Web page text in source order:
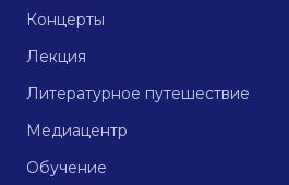
Концерты
Лекция
Литературное путешествие
Медиацентр
Обучение